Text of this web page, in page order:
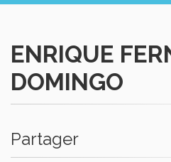
ENRIQUE
DOMINGO
Partager